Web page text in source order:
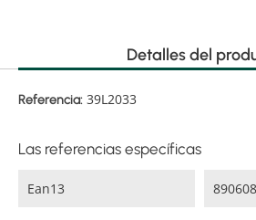
Detalles del
Referencia: 39L2033
Las referencias específicas
Ean13